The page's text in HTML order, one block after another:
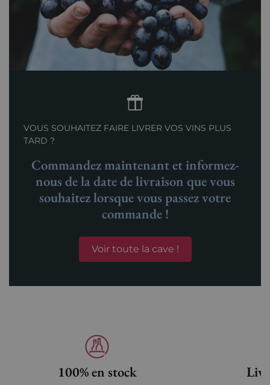
VOUS SOUHAITEZ FAIRE LIVRER VOS VINS PLUS
TARD ?
Commandez maintenant et informez-
nous de la date de livraison que vous
souhaitez lorsque vous passez votre
commande !
Voir toute la cave !
100% en stock